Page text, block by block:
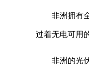
非洲拥有
过着无电可用
非洲的光